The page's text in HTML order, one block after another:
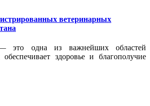
ветеринарных
это одна из важнейших областей
здоровье и благополучие